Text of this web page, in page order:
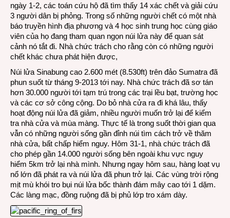
ngày 1-2, các toán cứu hộ đã tìm thấy 14 xác chết và giải cứu
3 người dân bị phỏng. Trong số những người chết có một nhà
báo truyền hình địa phương và 4 học sinh trung học cùng giáo
viên của họ đang tham quan ngọn núi lửa này để quan sát
cảnh nó tắt đi. Nhà chức trách cho rằng còn có những người
chết khác chưa phát hiện được,
Núi lửa Sinabung cao 2.600 mét (8.530ft) trên đảo Sumatra đã
phun suốt từ tháng 9-2013 tới nay. Nhà chức trách đã sơ tán
hơn 30.000 người tới tạm trú trong các trại lều bạt, trường học
và các cơ sở công cộng. Do bỏ nhà cửa ra đi khá lâu, thấy
hoạt động núi lửa đã giảm, nhiều người muốn trở lại để kiểm
tra nhà cửa và mùa màng. Thực tế là trong suốt thời gian qua
vẫn có những người sống gần đỉnh núi tìm cách trở về thăm
nhà cửa, bất chấp hiểm nguy. Hôm 31-1, nhà chức trách đã
cho phép gần 14.000 người sống bên ngoài khu vực nguy
hiểm 5km trở lại nhà mình. Nhưng ngay hôm sau, hàng loạt vụ
nổ lớn đã phát ra và núi lửa đã phun trở lại. Các vùng trời rộng
mịt mù khói tro bụi núi lửa bốc thành đám mây cao tới 1 dặm.
Các làng mạc, đồng ruộng đã bị phủ lớp tro xám dày.